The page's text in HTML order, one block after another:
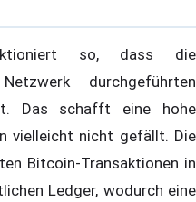
so, dass die
durchgeführten
Das schafft eine hohe
vielleicht nicht gefällt. Die
Bitcoin-Transaktionen in
Ledger, wodurch eine